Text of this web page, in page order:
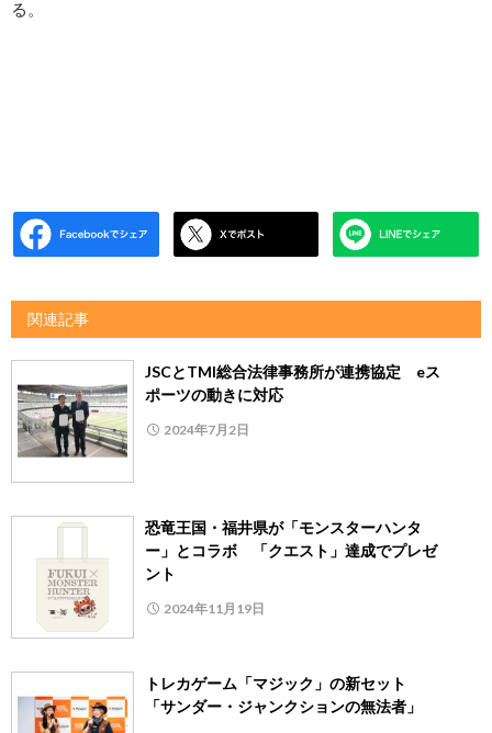
る。
関連記事
JSCとTMI総合法律事務所が連携協定 eス
ポーツの動きに対応
2024年7月2日
恐竜王国・福井県が「モンスターハンタ
ー」とコラボ 「クエスト」達成でプレゼ
ント
2024年11月19日
トレカゲーム「マジック」の新セット
「サンダー・ジャンクションの無法者」